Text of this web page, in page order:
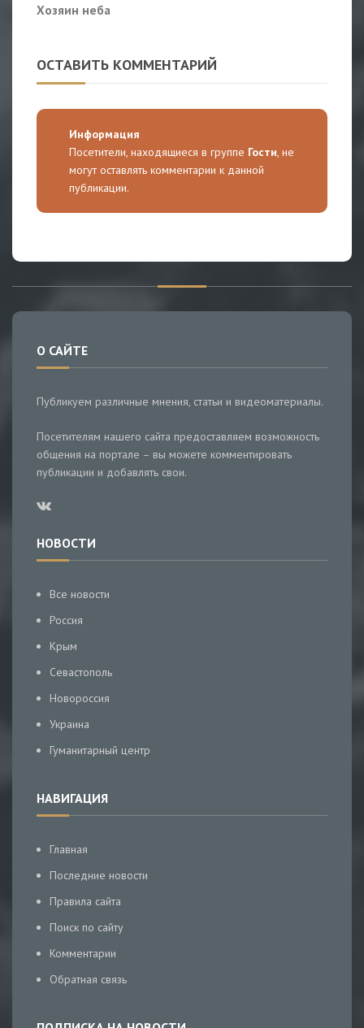
Хозяин неба
ОСТАВИТЬ КОММЕНТАРИЙ
Информация
Посетители, находящиеся в группе Гости , не
могут оставлять комментарии к данной
публикации.
О САЙТЕ
Публикуем различные мнения, статьи и видеоматериалы.
Посетителям нашего сайта предоставляем возможность
общения на портале – вы можете комментировать
публикации и добавлять свои.
НОВОСТИ
Все новости
Россия
Крым
Севастополь
Новороссия
Украина
Гуманитарный центр
НАВИГАЦИЯ
Главная
Последние новости
Правила сайта
Поиск по сайту
Комментарии
Обратная связь